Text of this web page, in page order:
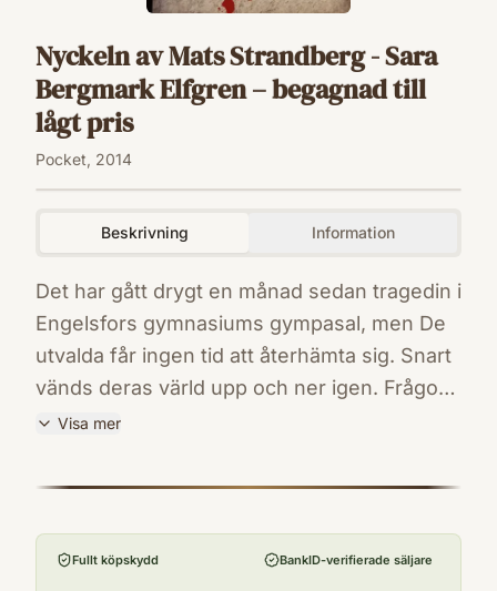
Nyckeln av Mats Strandberg - Sara
Bergmark Elfgren – begagnad till
lågt pris
Pocket, 2014
Beskrivning Information
Det har gått drygt en månad sedan tragedin i
Engelsfors gymnasiums gympasal, men De
utvalda får ingen tid att återhämta sig. Snart
vänds deras värld upp och ner igen. Frågor
besvaras. Hemligheter avslöjas. Lojaliteter
utvalda kan bara vara säkra på en sak: Allt
delen i Engelsforstrilogin. Böckerna har gjort
Visa mer
9789175790404
Pocketförlaget
Utgivningsår
Fullt köpskydd BankID-verifierade säljare